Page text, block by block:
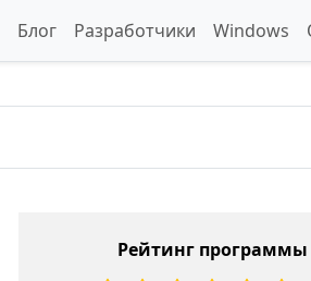
Блог Разработчики Windows
Рейтинг программы